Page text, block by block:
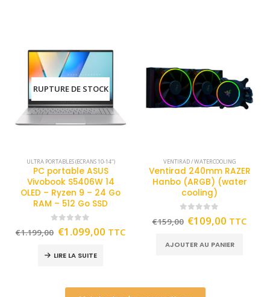
RUPTURE DE STOCK
ULTRA PORTABLES (ECRANS 10-14")
PC portable ASUS
Vivobook S5406W 14
OLED – Ryzen 9 – 24 Go
RAM – 512 Go SSD
out of 5
€1.199,00 €1.099,00 TTC
LIRE LA SUITE
VENTIRAD / WATERCOOLING
Ventirad 240mm RAZER
Hanbo (ARGB) (water
cooling)
out of 5
€159,00 €109,00 TTC
AJOUTER AU PANIER